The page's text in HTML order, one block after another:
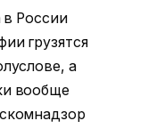
в России
грузятся
а
вообще